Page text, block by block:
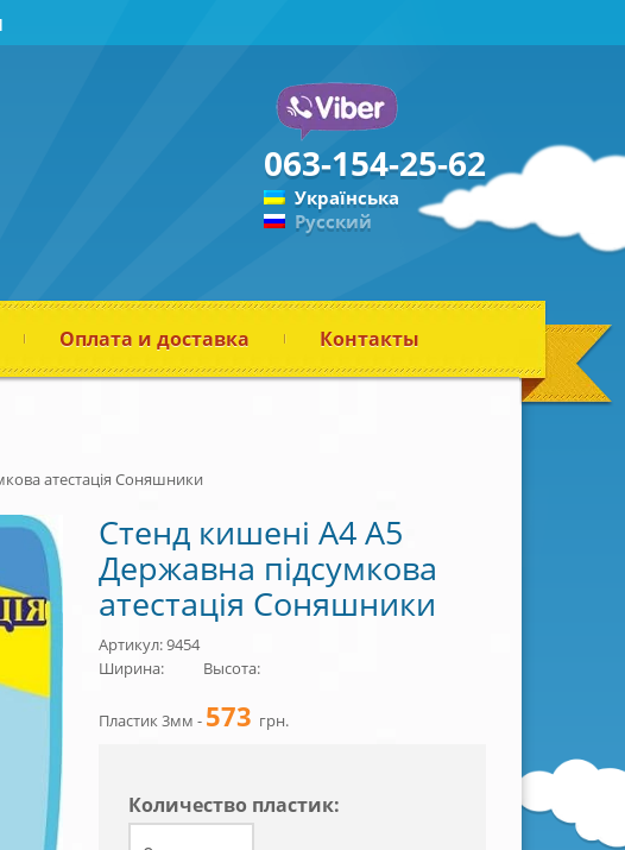
063-154-25-62
Українська
Русский
Оплата и доставка Контакты
атестація Соняшники
Стенд кишені А4 А5
Державна підсумкова
атестація Соняшники
Артикул: 9454
Ширина:
Высота:
Пластик 3мм - 573 грн.
Количество пластик: